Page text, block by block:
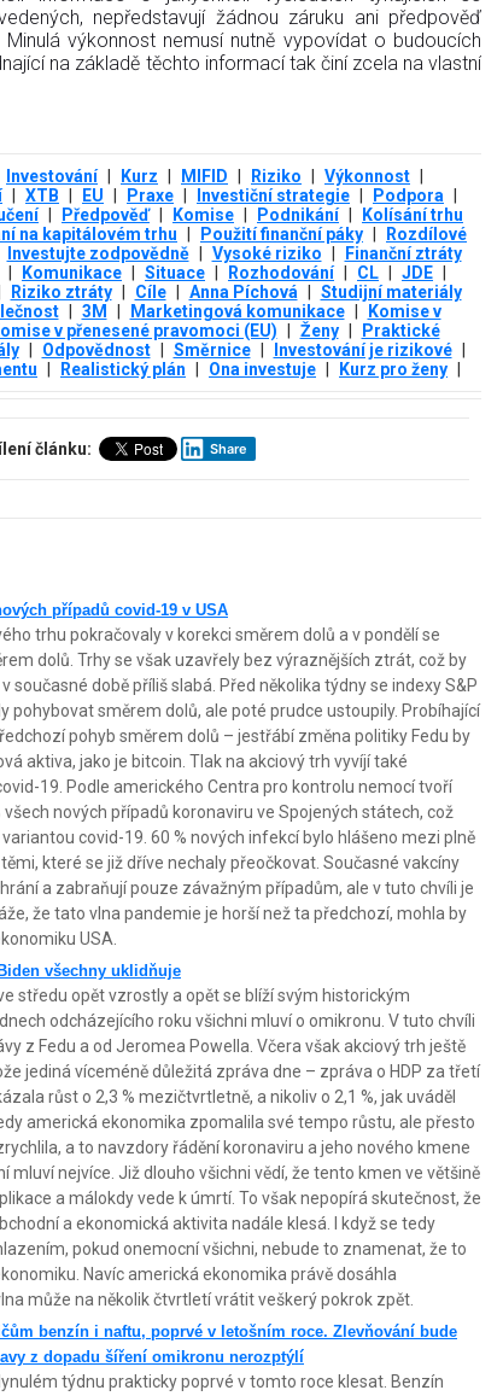
nepředstavují žádnou záruku ani předpověď
výkonnost nemusí nutně vypovídat o budoucích
na základě těchto informací tak činí zcela na vlastní
Investování Kurz MIFID Riziko Výkonnost
XTB EU Praxe Investiční strategie Podpora
Předpověď Komise Podnikání
Kolísání trhu
na kapitálovém trhu Použití finanční páky
Rozdílové
Investujte zodpovědně Vysoké riziko
Finanční ztráty
Komunikace Situace Rozhodování CL JDE
Riziko ztráty Cíle Anna Píchová
Studijní materiály
3М Marketingová komunikace
Komise v
v přenesené pravomoci (EU) Ženy
Praktické
Odpovědnost Směrnice Investování je rizikové
Realistický plán Ona investuje Kurz pro ženy
článku: Share
případů covid-19 v USA
trhu pokračovaly v korekci směrem dolů a v pondělí se
dolů. Trhy se však uzavřely bez výraznějších ztrát, což by
současné době příliš slabá. Před několika týdny se indexy S&P
pohybovat směrem dolů, ale poté prudce ustoupily. Probíhající
pohyb směrem dolů – jestřábí změna politiky Fedu by
aktiva, jako je bitcoin. Tlak na akciový trh vyvíjí také
19. Podle amerického Centra pro kontrolu nemocí tvoří
nových případů koronaviru ve Spojených státech, což
covid-19. 60 % nových infekcí bylo hlášeno mezi plně
které se již dříve nechaly přeočkovat. Současné vakcíny
a zabraňují pouze závažným případům, ale v tuto chvíli je
že tato vlna pandemie je horší než ta předchozí, mohla by
USA.
všechny uklidňuje
středu opět vzrostly a opět se blíží svým historickým
odcházejícího roku všichni mluví o omikronu. V tuto chvíli
z Fedu a od Jeromea Powella. Včera však akciový trh ještě
jediná víceméně důležitá zpráva dne – zpráva o HDP za třetí
růst o 2,3 % mezičtvrtletně, a nikoliv o 2,1 %, jak uváděl
americká ekonomika zpomalila své tempo růstu, ale přesto
a to navzdory řádění koronaviru a jeho nového kmene
mluví nejvíce. Již dlouho všichni vědí, že tento kmen ve většině
a málokdy vede k úmrtí. To však nepopírá skutečnost, že
a ekonomická aktivita nadále klesá. I když se tedy
pokud onemocní všichni, nebude to znamenat, že to
Navíc americká ekonomika právě dosáhla
může na několik čtvrtletí vrátit veškerý pokrok zpět.
benzín i naftu, poprvé v letošním roce. Zlevňování bude
z dopadu šíření omikronu nerozptýlí
týdnu prakticky poprvé v tomto roce klesat. Benzín